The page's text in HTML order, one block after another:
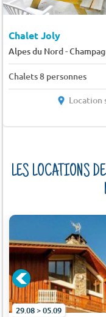
Chalet Joly
Alpes du Nord-
Chalets 8 personnes
Location
LES LOCATIONS
29.08 > 05.09